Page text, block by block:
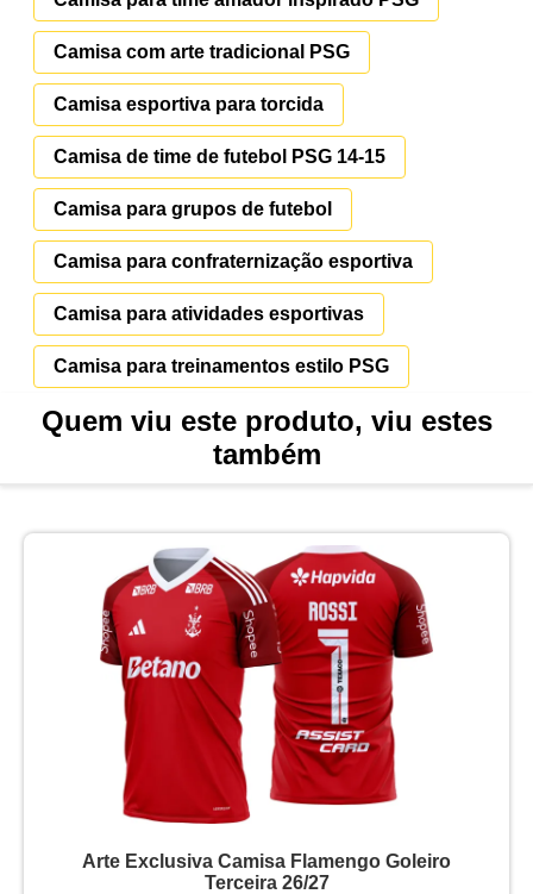
Camisa com arte tradicional PSG
Camisa esportiva para torcida
Camisa de time de futebol PSG 14-15
Camisa para grupos de futebol
Camisa para confraternização esportiva
Camisa para atividades esportivas
Camisa para treinamentos estilo PSG
Quem viu este produto, viu estes
também
Arte Exclusiva Camisa Flamengo Goleiro
Terceira 26/27